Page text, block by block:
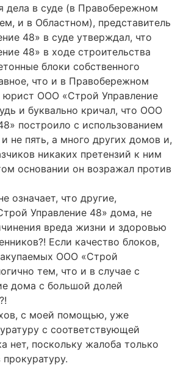
дела в суде (в Правобережном
и в Областном), представитель
48» в суде утверждал, что
48» в ходе строительства
блоки собственного
что и в Правобережном
юрист ООО «Строй Управление
и буквально кричал, что ООО
построило с использованием
не пять, а много других домов и,
никаких претензий к ним
основании он возражал против
означает, что другие,
Управление 48» дома, не
вреда жизни и здоровью
Если качество блоков,
ООО «Строй
тем, что и в случае с
дома с большой долей
с моей помощью, уже
с соответствующей
нет, поскольку жалоба только